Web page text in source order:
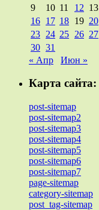
9
10 11 12 13
16 17 18 19 20
23 24 25 26 27
30 31
« Апр
Июн »
Карта сайта:
post-sitemap
post-sitemap2
post-sitemap3
post-sitemap4
post-sitemap5
post-sitemap6
post-sitemap7
page-sitemap
category-sitemap
post_tag-sitemap